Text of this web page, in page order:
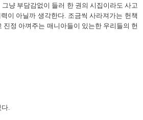
냥 부담감없이 들러 한 권의 시집이라도 사고
이 아닐까 생각한다. 조금씩 사라져가는 헌책
정 아껴주는 매니아들이 있는한 우리들의 헌
다.